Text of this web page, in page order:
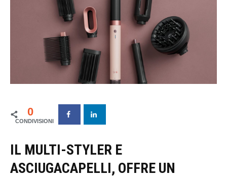
0
IL MULTI-STYLER E
ASCIUGACAPELLI, OFFRE UN